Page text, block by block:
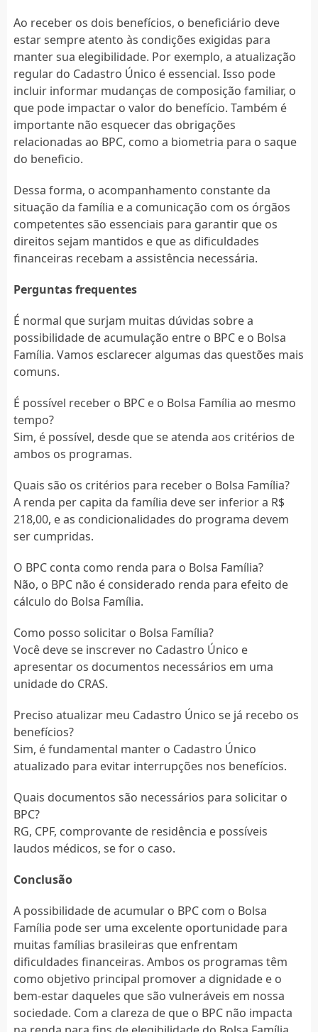
Ao receber os dois benefícios, o beneficiário deve
estar sempre atento às condições exigidas para
manter sua elegibilidade. Por exemplo, a atualização
regular do Cadastro Único é essencial. Isso pode
incluir informar mudanças de composição familiar, o
que pode impactar o valor do benefício. Também é
importante não esquecer das obrigações
relacionadas ao BPC, como a biometria para o saque
do beneficio.
Dessa forma, o acompanhamento constante da
situação da família e a comunicação com os órgãos
competentes são essenciais para garantir que os
direitos sejam mantidos e que as dificuldades
financeiras recebam a assistência necessária.
Perguntas frequentes
É normal que surjam muitas dúvidas sobre a
possibilidade de acumulação entre o BPC e o Bolsa
Família. Vamos esclarecer algumas das questões mais
comuns.
É possível receber o BPC e o Bolsa Família ao mesmo
tempo?
Sim, é possível, desde que se atenda aos critérios de
ambos os programas.
Quais são os critérios para receber o Bolsa Família?
A renda per capita da família deve ser inferior a R$
218,00, e as condicionalidades do programa devem
ser cumpridas.
O BPC conta como renda para o Bolsa Família?
Não, o BPC não é considerado renda para efeito de
cálculo do Bolsa Família.
Como posso solicitar o Bolsa Família?
Você deve se inscrever no Cadastro Único e
apresentar os documentos necessários em uma
unidade do CRAS.
Preciso atualizar meu Cadastro Único se já recebo os
benefícios?
Sim, é fundamental manter o Cadastro Único
atualizado para evitar interrupções nos benefícios.
Quais documentos são necessários para solicitar o
BPC?
RG, CPF, comprovante de residência e possíveis
laudos médicos, se for o caso.
Conclusão
A possibilidade de acumular o BPC com o Bolsa
Família pode ser uma excelente oportunidade para
muitas famílias brasileiras que enfrentam
dificuldades financeiras. Ambos os programas têm
como objetivo principal promover a dignidade e o
bem-estar daqueles que são vulneráveis em nossa
sociedade. Com a clareza de que o BPC não impacta